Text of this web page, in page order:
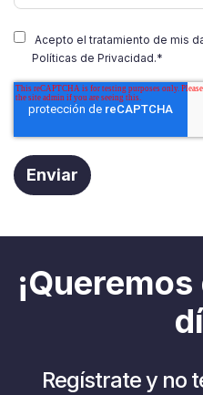
Acepto el tratamiento de mis
Políticas de Privacidad.*
Regístrate y no